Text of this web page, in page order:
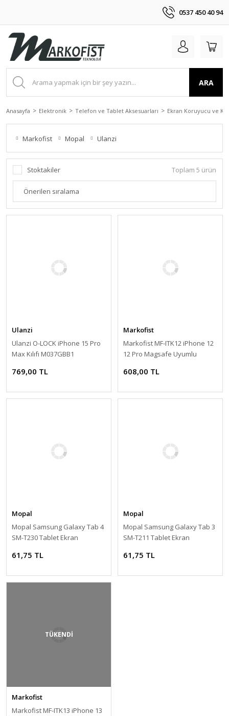
0537 450 40 94
ARA
Anasayfa Elektronik Telefon ve Tablet Aksesuarları Ekran Koruyucu ve
Markofist Mopal Ulanzi
Stoktakiler Toplam 5 ürün
Ulanzi
Ulanzi O-LOCK iPhone 15 Pro
Max Kılıfı M037GBB1
769,00 TL
Markofist
Markofist MF-ITK12 iPhone 12
12 Pro Magsafe Uyumlu
608,00 TL
Mopal
Mopal Samsung Galaxy Tab 4
SM-T230 Tablet Ekran
61,75 TL
Mopal
Mopal Samsung Galaxy Tab 3
SM-T211 Tablet Ekran
61,75 TL
TÜKENDİ
Markofist
Markofist MF-ITK13 iPhone 13